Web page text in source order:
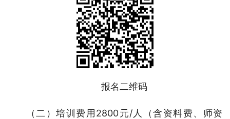
报名二维码
（二）培训费用2800元/人（含资料费、师资